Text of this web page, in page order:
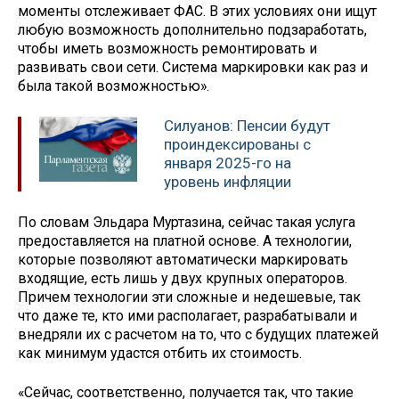
моменты отслеживает ФАС. В этих условиях они ищут
любую возможность дополнительно подзаработать,
чтобы иметь возможность ремонтировать и
развивать свои сети. Система маркировки как раз и
была такой возможностью».
Силуанов: Пенсии будут
проиндексированы с
января 2025-го на
уровень инфляции
По словам Эльдара Муртазина, сейчас такая услуга
предоставляется на платной основе. А технологии,
которые позволяют автоматически маркировать
входящие, есть лишь у двух крупных операторов.
Причем технологии эти сложные и недешевые, так
что даже те, кто ими располагает, разрабатывали и
внедряли их с расчетом на то, что с будущих платежей
как минимум удастся отбить их стоимость.
«Сейчас, соответственно, получается так, что такие